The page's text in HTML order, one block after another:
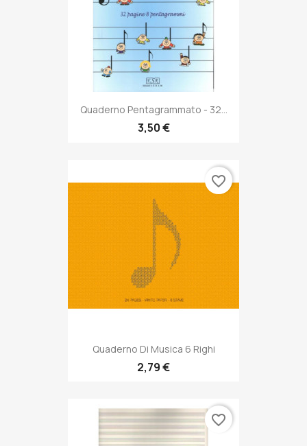
Quaderno Pentagrammato - 32...
3,50 €
Quaderno Di Musica 6 Righi
2,79 €
favorite_border
favorite_border